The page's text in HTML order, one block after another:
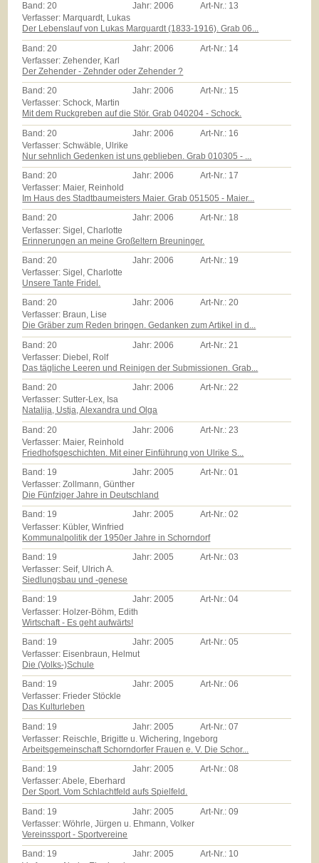
Band:20 Jahr:2006 Art-Nr.: 13
Verfasser: Marquardt, Lukas
Der Lebenslauf von Lukas Marquardt (1833-1916). Grab 06...
Band: 20 Jahr: 2006 Art-Nr.: 14
Verfasser: Zehender, Karl
Der Zehender - Zehnder oder Zehender ?
Band:20 Jahr:2006 Art-Nr.: 15
Verfasser: Schock, Martin
Mit dem Ruckgreben auf die Stör. Grab 040204 - Schock.
Band: 20 Jahr: 2006 Art-Nr.: 16
Verfasser: Schwäble, Ulrike
Nur sehnlich Gedenken ist uns geblieben. Grab 010305 - ...
Band:20 Jahr:2006 Art-Nr.: 17
Verfasser: Maier, Reinhold
Im Haus des Stadtbaumeisters Maier. Grab 051505 - Maier...
Band:20 Jahr:2006 Art-Nr.: 18
Verfasser: Sigel, Charlotte
Erinnerungen an meine Großeltern Breuninger.
Band:20 Jahr:2006 Art-Nr.: 19
Verfasser: Sigel, Charlotte
Unsere Tante Fridel.
Band:20 Jahr:2006 Art-Nr.:20
Verfasser: Braun, Lise
Die Gräber zum Reden bringen. Gedanken zum Artikel in d...
Band: 20 Jahr: 2006 Art-Nr.: 21
Verfasser: Diebel, Rolf
Das tägliche Leeren und Reinigen der Submissionen. Grab...
Band:20 Jahr:2006 Art-Nr.:22
Verfasser: Sutter-Lex, Isa
Natalija, Ustja, Alexandra und Olga
Band: 20 Jahr: 2006 Art-Nr.: 23
Verfasser: Maier, Reinhold
Friedhofsgeschichten. Mit einer Einführung von Ulrike S...
Band: 19 Jahr:2005 Art-Nr.:01
Verfasser: Zollmann, Günther
Die Fünfziger Jahre in Deutschland
Band: 19 Jahr:2005 Art-Nr.:02
Verfasser: Kübler, Winfried
Kommunalpolitik der 1950er Jahre in Schorndorf
Band: 19 Jahr:2005 Art-Nr.:03
Verfasser: Seif, Ulrich A.
Siedlungsbau und -genese
Band: 19 Jahr:2005 Art-Nr.:04
Verfasser: Holzer-Böhm, Edith
Wirtschaft - Es geht aufwärts!
Band: 19 Jahr: 2005 Art-Nr.:05
Verfasser: Eisenbraun, Helmut
Die (Volks-)Schule
Band: 19 Jahr:2005 Art-Nr.:06
Verfasser: Frieder Stöckle
Das Kulturleben
Band: 19 Jahr: 2005 Art-Nr.:07
Verfasser: Reischle, Brigitte u. Wichering, Ingeborg
Arbeitsgemeinschaft Schorndorfer Frauen e. V. Die Schor...
Band: 19 Jahr:2005 Art-Nr.:08
Verfasser: Abele, Eberhard
Der Sport. Vom Schlachtfeld aufs Spielfeld.
Band: 19 Jahr: 2005 Art-Nr.:09
Verfasser: Wöhrle, Jürgen u. Ehmann, Volker
Vereinssport - Sportvereine
Band: 19 Jahr:2005 Art-Nr.: 10